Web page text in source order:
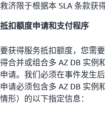
救济限于根据本 SLA 条款获
抵扣额度申请和支付程序
要获得服务抵扣额度，您需要
得合并或组合多 AZ DB 实例
申请。我们必须在事件发生
申请必须包含多 AZ DB 实例
情形）的以下指定信息：